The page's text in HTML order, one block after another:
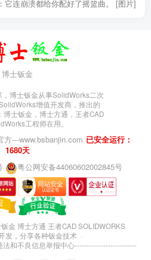
它连崩溃都给你配好了摇篮曲。 [图片]
博士钣金
博士钣金从事SolidWorks二次
增值开发商，推出的
士钣金，博士方通，王者CAD
工程师在用。
方---www.bsbanjin.com 已安全运行：
1680天
粤公网安备44060602002845号
金 博士方通 王者CAD SOLIDWORKS
发，分享各种钣金技术 ·
法和不良信息举报中心--------------------------